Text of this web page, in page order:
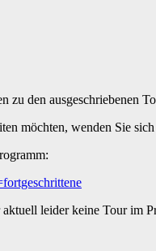
zu den ausgeschriebenen
möchten, wenden Sie
leider keine Tour im